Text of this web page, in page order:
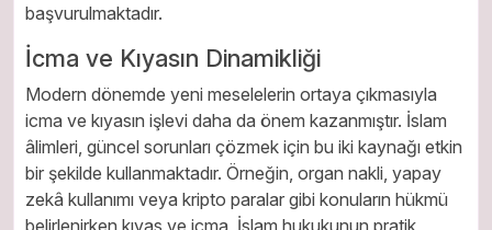
başvurulmaktadır.
İcma ve Kıyasın Dinamikliği
Modern dönemde yeni meselelerin ortaya çıkmasıyla
icma ve kıyasın işlevi daha da önem kazanmıştır. İslam
âlimleri, güncel sorunları çözmek için bu iki kaynağı etkin
bir şekilde kullanmaktadır. Örneğin, organ nakli, yapay
zekâ kullanımı veya kripto paralar gibi konuların hükmü
belirlenirken kıyas ve icma, İslam hukukunun pratik